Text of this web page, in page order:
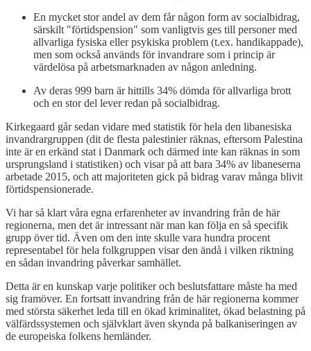
En mycket stor andel av dem får någon form av socialbidrag,
särskilt "förtidspension" som vanligtvis ges till personer med
allvarliga fysiska eller psykiska problem (t.ex. handikappade),
men som också används för invandrare som i princip är
värdelösa på arbetsmarknaden av någon anledning.
Av deras 999 barn är hittills 34% dömda för allvarliga brott
och en stor del lever redan på socialbidrag.
Kirkegaard går sedan vidare med statistik för hela den libanesiska
invandrargruppen (dit de flesta palestinier räknas, eftersom Palestina
inte är en erkänd stat i Danmark och därmed inte kan räknas in som
ursprungsland i statistiken) och visar på att bara 34% av libaneserna
arbetade 2015, och att majoriteten gick på bidrag varav många blivit
förtidspensionerade.
Vi har så klart våra egna erfarenheter av invandring från de här
regionerna, men det är intressant när man kan följa en så specifik
grupp över tid. Även om den inte skulle vara hundra procent
representabel för hela folkgruppen visar den ändå i vilken riktning
en sådan invandring påverkar samhället.
Detta är en kunskap varje politiker och beslutsfattare måste ha med
sig framöver. En fortsatt invandring från de här regionerna kommer
med största säkerhet leda till en ökad kriminalitet, ökad belastning på
välfärdssystemen och självklart även skynda på balkaniseringen av
de europeiska folkens hemländer.